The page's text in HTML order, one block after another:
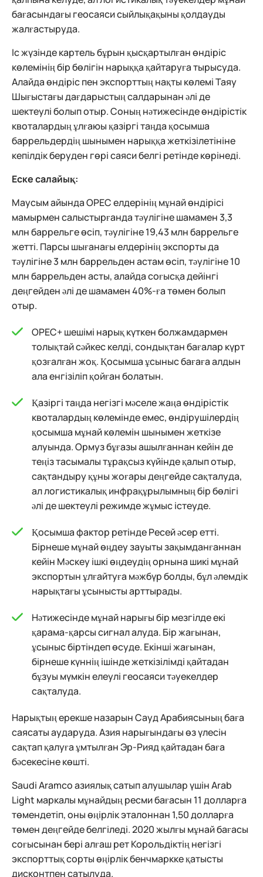
бағасындағы геосаяси сыйлықақыны қолдауды
жалғастыруда.
Іс жүзінде картель бұрын қысқартылған өндіріс
көлемінің бір бөлігін нарыққа қайтаруға тырысуда.
Алайда өндіріс пен экспорттың нақты көлемі Таяу
Шығыстағы дағдарыстың салдарынан әлі де
шектеулі болып отыр. Соның нәтижесінде өндірістік
квоталардың ұлғаюы қазіргі таңда қосымша
баррельдердің шынымен нарыққа жеткізілетініне
кепілдік беруден гөрі саяси белгі ретінде көрінеді.
Еске салайық:
Маусым айында OPEC елдерінің мұнай өндірісі
мамырмен салыстырғанда тәулігіне шамамен 3,3
млн баррельге өсіп, тәулігіне 19,43 млн баррельге
жетті. Парсы шығанағы елдерінің экспорты да
тәулігіне 3 млн баррельден астам өсіп, тәулігіне 10
млн баррельден асты, алайда соғысқа дейінгі
деңгейден әлі де шамамен 40%-ға төмен болып
отыр.
OPEC+ шешімі нарық күткен болжамдармен
толықтай сәйкес келді, сондықтан бағалар күрт
қозғалған жоқ. Қосымша ұсыныс бағаға алдын
ала енгізіліп қойған болатын.
Қазіргі таңда негізгі мәселе жаңа өндірістік
квоталардың көлемінде емес, өндірушілердің
қосымша мұнай көлемін шынымен жеткізе
алуында. Ормуз бұғазы ашылғаннан кейін де
теңіз тасымалы тұрақсыз күйінде қалып отыр,
сақтандыру құны жоғары деңгейде сақталуда,
ал логистикалық инфрақұрылымның бір бөлігі
әлі де шектеулі режимде жұмыс істеуде.
Қосымша фактор ретінде Ресей әсер етті.
Бірнеше мұнай өңдеу зауыты зақымданғаннан
кейін Мәскеу ішкі өңдеудің орнына шикі мұнай
экспортын ұлғайтуға мәжбүр болды, бұл әлемдік
нарықтағы ұсынысты арттырады.
Нәтижесінде мұнай нарығы бір мезгілде екі
қарама-қарсы сигнал алуда. Бір жағынан,
ұсыныс біртіндеп өсуде. Екінші жағынан,
бірнеше күннің ішінде жеткізілімді қайтадан
бұзуы мүмкін елеулі геосаяси тәуекелдер
сақталуда.
Нарықтың ерекше назарын Сауд Арабиясының баға
саясаты аударуда. Азия нарығындағы өз үлесін
сақтап қалуға ұмтылған Эр-Рияд қайтадан баға
бәсекесіне көшті.
Saudi Aramco азиялық сатып алушылар үшін Arab
Light маркалы мұнайдың ресми бағасын 11 долларға
төмендетіп, оны өңірлік эталоннан 1,50 долларға
төмен деңгейде белгіледі. 2020 жылғы мұнай бағасы
соғысынан бері алғаш рет Корольдіктің негізгі
экспорттық сорты өңірлік бенчмаркке қатысты
дисконтпен сатылуда.